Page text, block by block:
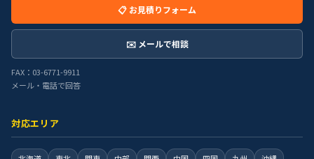
📋 お見積りフォーム
✉️ メールで相談
FAX：03-6771-9911
メール・電話で回答
対応エリア